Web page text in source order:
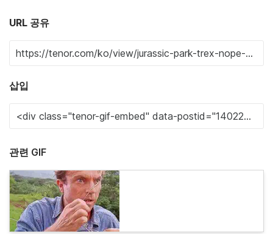
URL 공유
삽입
관련 GIF